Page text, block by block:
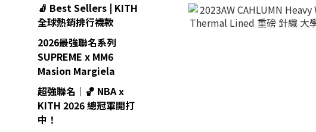
🧦 Best Sellers | KITH
全球熱銷排行襪款
2026最強聯名系列
SUPREME x MM6
Masion Margiela
超強聯名｜🏀 NBA x
KITH 2026 總冠軍開打
中！